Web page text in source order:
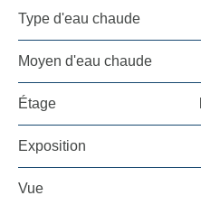
Type d'eau chaude
Moyen d'eau chaude
Étage
Exposition
Vue